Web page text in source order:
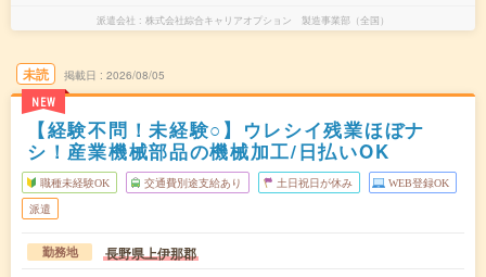
派遣会社 株式会社綜合キャリアオプション 製造事業部（全国）
未読
NEW
掲載日 2026/08/05
【経験不問！未経験○】ウレシイ残業ほぼナ
シ！産業機械部品の機械加工/日払いOK
職種未経験OK 交通費別途支給あり 土日祝日が休み WEB登録OK
派遣
勤務地 長野県上伊那郡